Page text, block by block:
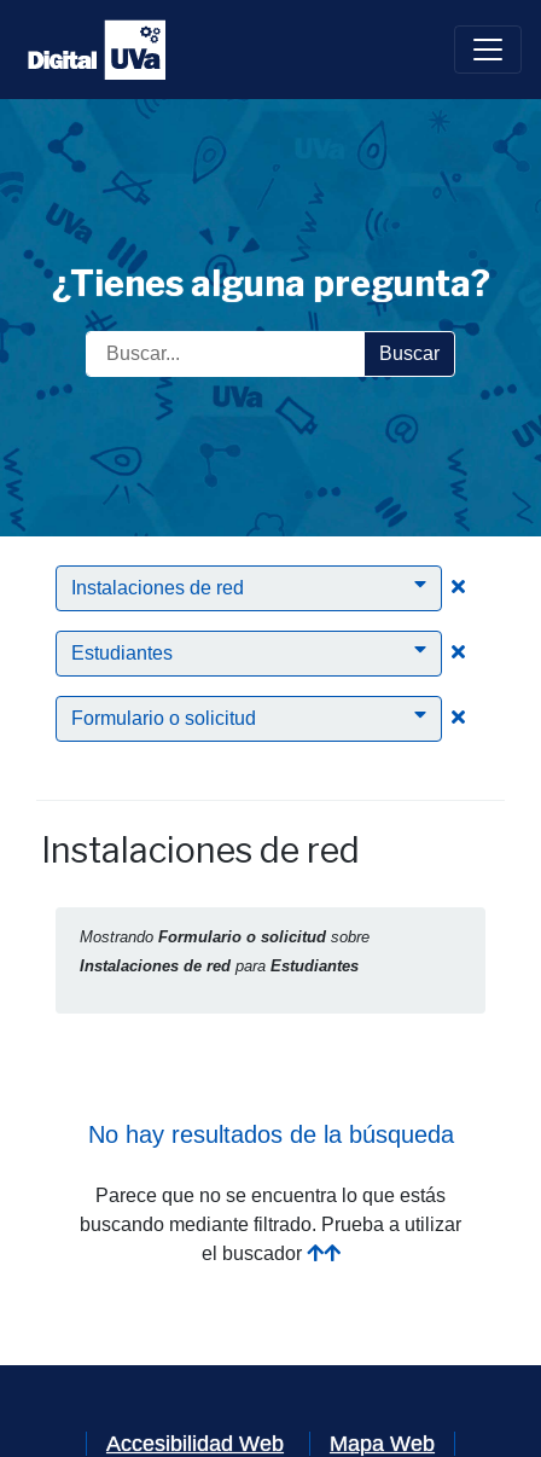
Saltar
contenido
¿Tienes alguna pregunta?
Buscar
Instalaciones de red Clic
Estudiantes Clic
Formulario o solicitud Clic
Instalaciones de red
Mostrando Formulario o solicitud sobre
Instalaciones de red para Estudiantes
No hay resultados de la búsqueda
Parece que no se encuentra lo que estás
buscando mediante filtrado. Prueba a utilizar
el buscador
Accesibilidad Web Mapa Web